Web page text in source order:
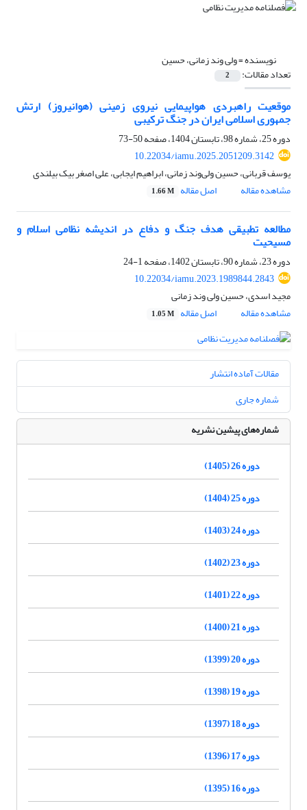
نویسنده =ولی وند زمانی، حسین
تعداد مقالات: 2
موقعیت راهبردی هواپیمایی نیروی زمینی (هوانیروز) ارتش
جمهوری اسلامی ایران در جنگ ترکیبی
دوره 25، شماره 98، تابستان 1404، صفحه
50-73
10.22034/iamu.2025.2051209.3142
یوسف قربانی، حسین ولی‌وند زمانی، ابراهیم ایجابی، علی اصغر بیک بیلندی
مشاهده مقاله
اصل مقاله 1.66 M
مطالعه تطبیقی هدف جنگ و دفاع در اندیشه نظامی اسلام و
مسیحیت
دوره 23، شماره 90، تابستان 1402، صفحه
1-24
10.22034/iamu.2023.1989844.2843
مجید اسدی، حسین ولی وند زمانی
مشاهده مقاله
اصل مقاله 1.05 M
مقالات آماده انتشار
شماره جاری
شماره‌های پیشین نشریه
دوره 26 (1405)
دوره 25 (1404)
دوره 24 (1403)
دوره 23 (1402)
دوره 22 (1401)
دوره 21 (1400)
دوره 20 (1399)
دوره 19 (1398)
دوره 18 (1397)
دوره 17 (1396)
دوره 16 (1395)